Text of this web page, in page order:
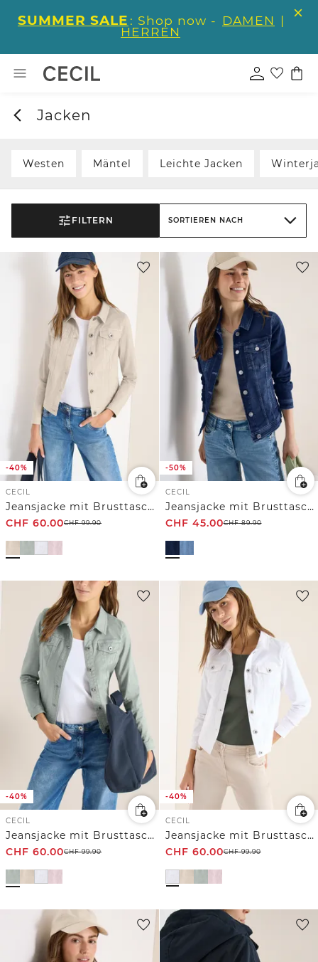
SUMMER SALE : Shop now - DAMEN |
HERREN
Jacken
Westen Mäntel Leichte Jacken
FILTERN SORTIEREN NACH
-40%
CECIL
Jeansjacke mit Brusttaschen und Knöpfen
CHF 60.00CHF99.90
-50%
CECIL
Jeansjacke mit Brusttaschen und Knöpfen
CHF 45.00CHF89.90
-40%
CECIL
Jeansjacke mit Brusttaschen und Knöpfen
CHF 60.00CHF99.90
-40%
CECIL
Jeansjacke mit Brusttaschen und Knöpfen
CHF 60.00CHF99.90